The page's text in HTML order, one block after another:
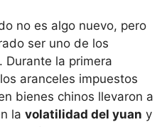
no es algo nuevo, pero
ser uno de los
Durante la primera
aranceles impuestos
bienes chinos llevaron a
la volatilidad del yuan y